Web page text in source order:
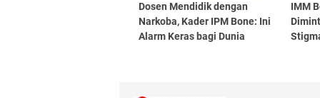
Dosen Mendidik dengan
Narkoba, Kader IPM Bone: Ini
Alarm Keras bagi Dunia
IMM